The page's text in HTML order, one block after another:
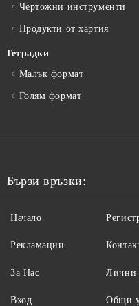
Чертожни инструменти
Продукти от хартия
Тетрадки
Малък формат
Голям формат
Бързи връзки:
Начало
Рекламации
За Нас
Вход
Лични
Общи